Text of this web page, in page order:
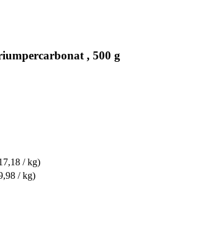
, 500 g
/ kg)
/ kg)